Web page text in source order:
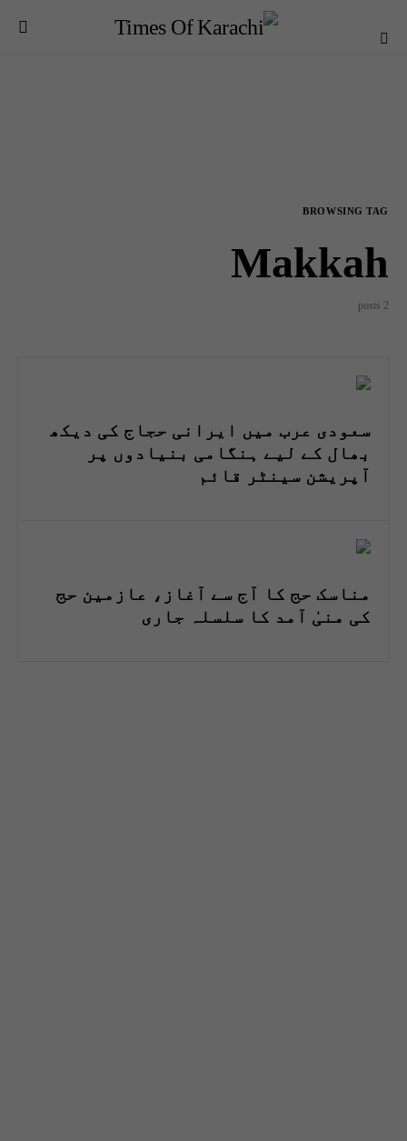
BROWSING TAG
Makkah
2 posts
سعودی عرب میں ایرانی حجاج کی دیکھ
بھال کے لیے ہنگامی بنیادوں پر
آپریشن سینٹر قائم
مناسک حج کا آج سے آغاز، عازمین حج
کی منیٰ آمد کا سلسلہ جاری